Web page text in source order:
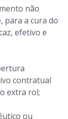
não
para a cura do
efetivo e
contratual
extra rol;
ou